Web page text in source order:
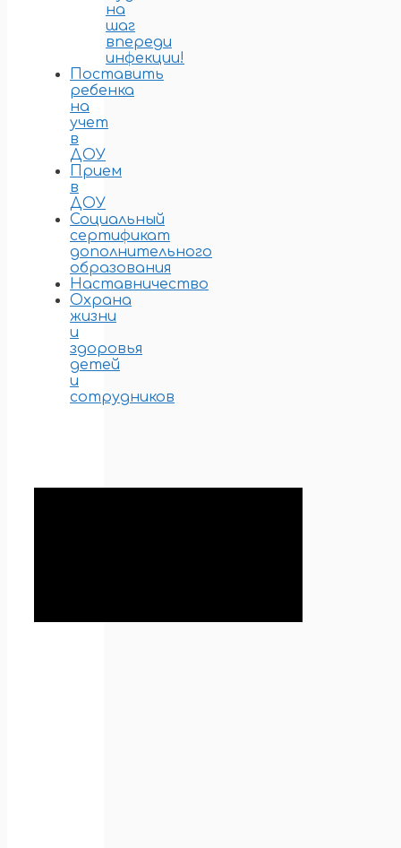
на
шаг
впереди
инфекции!
Поставить
ребенка
на
учет
в
ДОУ
Прием
в
ДОУ
Социальный
сертификат
дополнительного
образования
Наставничество
Охрана
жизни
и
здоровья
детей
и
сотрудников